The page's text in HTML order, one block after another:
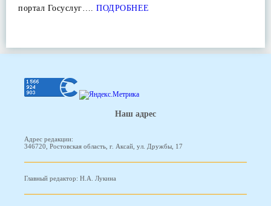
портал Госуслуг…. ПОДРОБНЕЕ
Наш адрес
Адрес редакции:
346720, Ростовская область, г. Аксай, ул. Дружбы, 17
Главный редактор: Н.А. Лукина